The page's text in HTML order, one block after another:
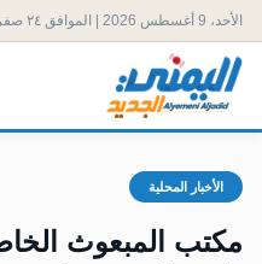
الأحد، 9 أغسطس 2026 | الموافق ٢٤ صفر ١٤٤٨ هـ
الأخبار المحلية
مكتب المبعوث